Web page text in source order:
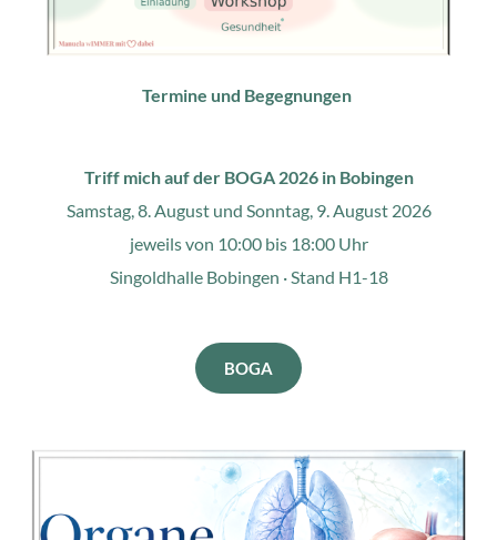
Termine und Begegnungen
Triff mich auf der BOGA 2026 in Bobingen
Samstag, 8. August und Sonntag, 9. August 2026
jeweils von 10:00 bis 18:00 Uhr
Singoldhalle Bobingen · Stand H1-18
BOGA